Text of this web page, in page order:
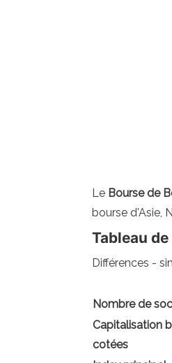
Le Bourse de
bourse d'Asie,
Tableau
Différences -
Nombre de
Capitalisation
cotées